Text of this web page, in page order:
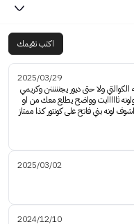
اكتب تقيمك
2025/03/29
ولا حتى ديور يجنننننن وكريمي
ثااااابت وواضح يطلع معك من او
بني فاتح على كونتور كذا ممتاز
2025/03/02
2024/12/10